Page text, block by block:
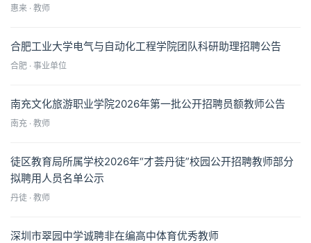
惠来 · 教师
合肥工业大学电气与自动化工程学院团队科研助理招聘公告
合肥 · 事业单位
南充文化旅游职业学院2026年第一批公开招聘员额教师公告
南充 · 教师
徒区教育局所属学校2026年“才荟丹徒”校园公开招聘教师部分
拟聘用人员名单公示
丹徒 · 教师
深圳市翠园中学诚聘非在编高中体育优秀教师